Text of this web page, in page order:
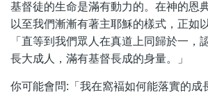
基督徒的生命是滿有動力的。在神的恩
以至我們漸漸有著主耶穌的樣式，正如
「直等到我們眾人在真道上同歸於一，
長大成人，滿有基督長成的身量。」
你可能會問:「我在窩褔如何能落實的成